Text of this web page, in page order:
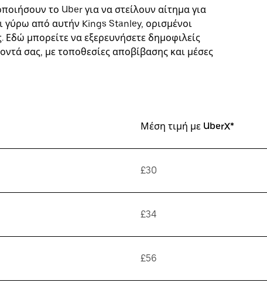
το Uber για να στείλουν αίτημα για
από αυτήν Kings Stanley, ορισμένοι
μπορείτε να εξερευνήσετε δημοφιλείς
σας, με τοποθεσίες αποβίβασης και μέσες
Μέση τιμή με UberX*
£30
£34
£56